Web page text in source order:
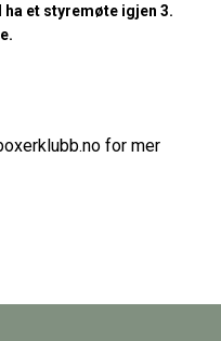
et styremøte igjen 3.
for mer